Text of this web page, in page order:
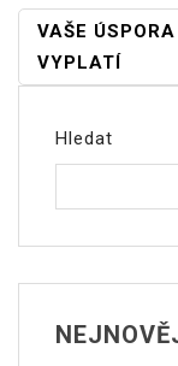
Pro
Příspěvek
VAŠE ÚSPORA
VYPLATÍ
Hledat